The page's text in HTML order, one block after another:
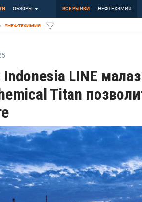
ОБЗОРЫ ВСЕ РЫНКИ НЕФТЕХИМИЯ
#НЕФТЕХИМИЯ
Indonesia LINE
Titan